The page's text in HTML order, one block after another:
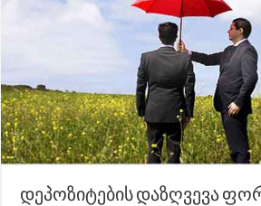
დეპოზიტების დაზღვევა